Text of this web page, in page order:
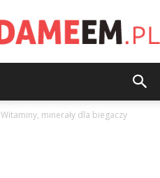
Witaminy, minerały dla biegaczy